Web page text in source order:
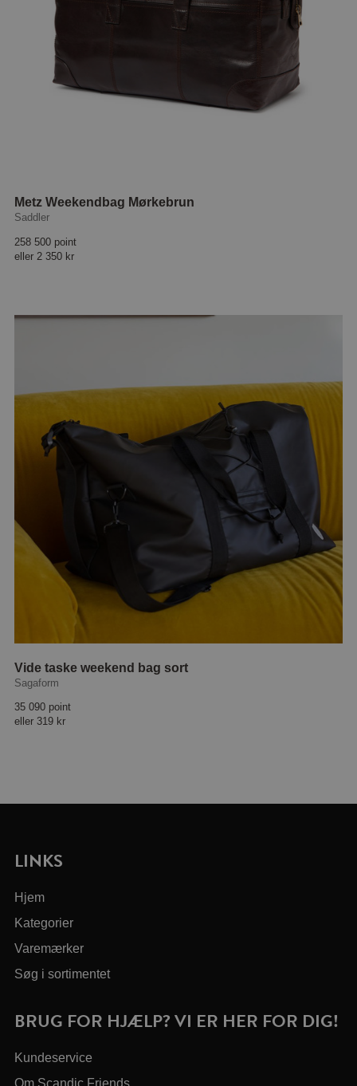
Metz Weekendbag Mørkebrun
Saddler
258 500 point
eller 2 350 kr
Vide taske weekend bag sort
Sagaform
35 090 point
eller 319 kr
LINKS
Hjem
Kategorier
Varemærker
Søg i sortimentet
BRUG FOR HJÆLP? VI ER HER FOR DIG!
Kundeservice